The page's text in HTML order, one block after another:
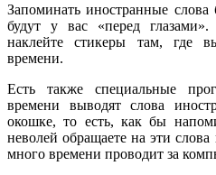
Запоминать иностранные слова
будут у вас «перед
наклейте стикеры там, где
времени.
Есть также специальные
времени выводят слова
окошке, то есть, как бы
неволей обращаете на эти
много времени проводит за